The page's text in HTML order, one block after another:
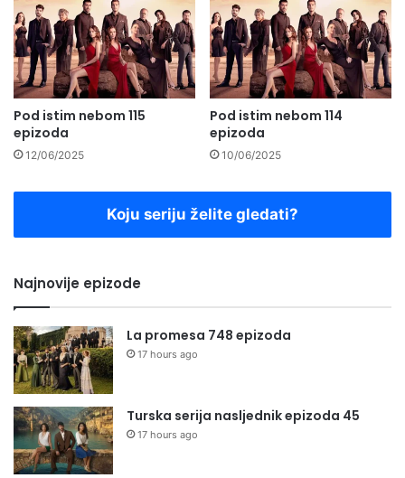
Pod istim nebom 115
epizoda
12/06/2025
Pod istim nebom 114
epizoda
10/06/2025
Koju seriju želite gledati?
Najnovije epizode
La promesa 748 epizoda
17 hours ago
Turska serija nasljednik epizoda 45
17 hours ago